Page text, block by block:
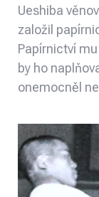
Ueshiba
založil
Papírnictví
by ho
onemocněl